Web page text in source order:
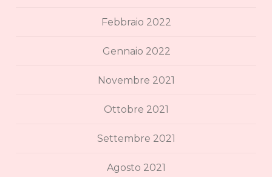
Febbraio 2022
Gennaio 2022
Novembre 2021
Ottobre 2021
Settembre 2021
Agosto 2021